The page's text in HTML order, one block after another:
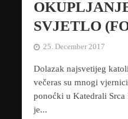
SVJETLO
25. December 2017
Dolazak najsvetijeg
večeras su mnogi
ponoćki u Katedrali Srca
je...